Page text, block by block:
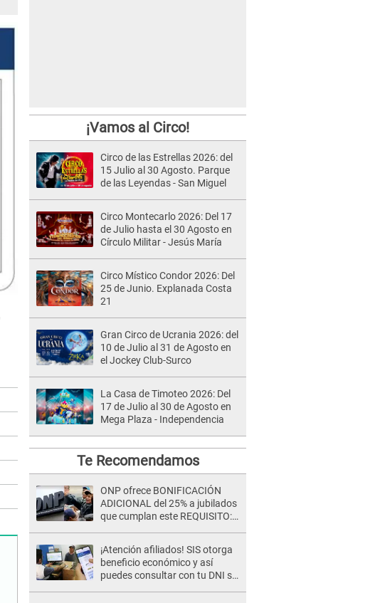
¡Vamos al Circo!
Circo de las Estrellas 2026: del
15 Julio al 30 Agosto. Parque
de las Leyendas - San Miguel
Circo Montecarlo 2026: Del 17
de Julio hasta el 30 Agosto en
Círculo Militar - Jesús María
Circo Místico Condor 2026: Del
25 de Junio. Explanada Costa
21
Gran Circo de Ucrania 2026: del
10 de Julio al 31 de Agosto en
el Jockey Club-Surco
La Casa de Timoteo 2026: Del
17 de Julio al 30 de Agosto en
Mega Plaza - Independencia
Te Recomendamos
ONP ofrece BONIFICACIÓN
ADICIONAL del 25% a jubilados
que cumplan este REQUISITO:
¡Atención afiliados! SIS otorga
beneficio económico y así
puedes consultar con tu DNI si